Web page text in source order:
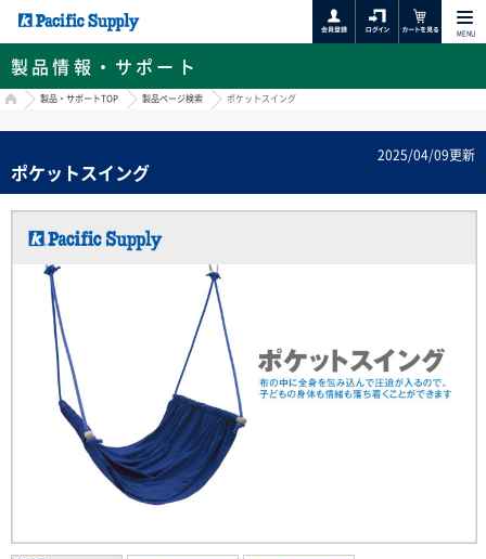
MENU
製品情報・サポート
HOME製品・サポートTOP 製品ページ検索 ポケットスイング
2025/04/09更新
ポケットスイング